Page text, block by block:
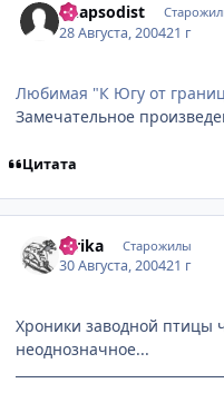
Rhapsodist
28 Августа, 200421 г
Любимая "К Югу от
Замечательное
Цитата
Ririka Старожилы
30 Августа, 200421 г
Хроники заводной птицы
неоднозначное...